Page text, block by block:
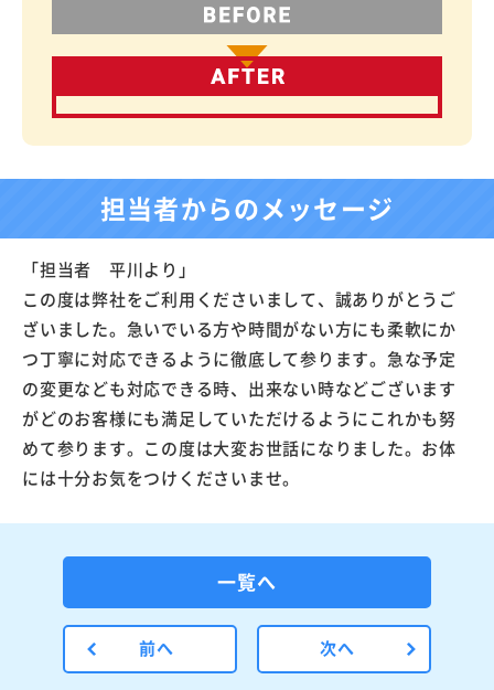
担当者からのメッセージ
「担当者 平川より」
この度は弊社をご利用くださいまして、誠ありがとうご
ざいました。急いでいる方や時間がない方にも柔軟にか
つ丁寧に対応できるように徹底して参ります。急な予定
の変更なども対応できる時、出来ない時などございます
がどのお客様にも満足していただけるようにこれかも努
めて参ります。この度は大変お世話になりました。お体
には十分お気をつけくださいませ。
前へ
一覧へ
次へ